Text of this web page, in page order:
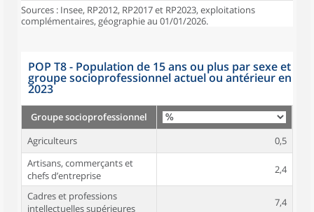
Sources : Insee, RP2012, RP2017 et RP2023, exploitations
complémentaires, géographie au 01/01/2026.
POP T8 - Population de 15 ans ou plus par sexe et
groupe socioprofessionnel actuel ou antérieur en
2023
Groupe socioprofessionnel
Agriculteurs
0,5
Artisans, commerçants et
chefs d’entreprise
2,4
Cadres et professions
intellectuelles supérieures
7,4